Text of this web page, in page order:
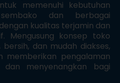
memenuhi kebutuhan
dan berbagai
kualitas terjamin dan
Mengusung konsep toko
dan mudah diakses,
memberikan pengalaman
menyenangkan bagi